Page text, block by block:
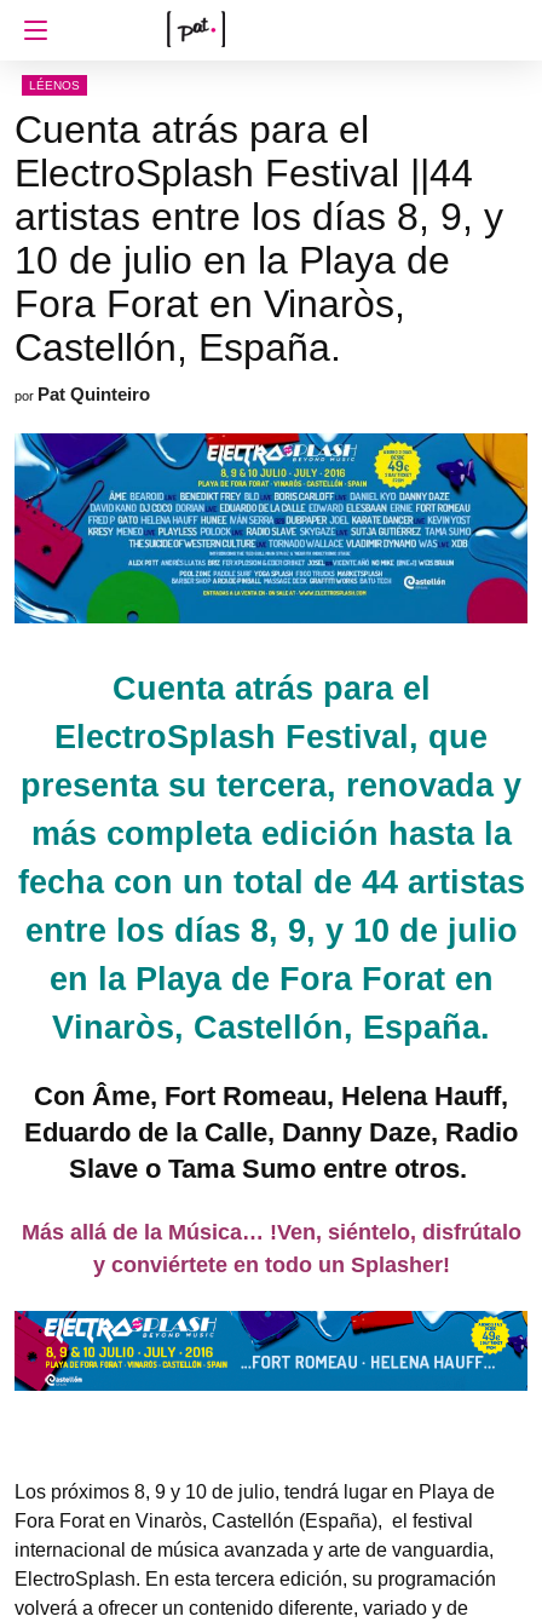
LÉENOS
Cuenta atrás para el
ElectroSplash Festival ||44
artistas entre los días 8, 9, y
10 de julio en la Playa de
Fora Forat en Vinaròs,
Castellón, España.
por Pat Quinteiro
Cuenta atrás para el
ElectroSplash Festival, que
presenta su tercera, renovada y
más completa edición hasta la
fecha con un total de 44 artistas
entre los días 8, 9, y 10 de julio
en la Playa de Fora Forat en
Vinaròs, Castellón, España.
Con Âme, Fort Romeau, Helena Hauff,
Eduardo de la Calle, Danny Daze, Radio
Slave o Tama Sumo entre otros.
Más allá de la Música… !Ven, siéntelo, disfrútalo
y conviértete en todo un Splasher!
Los próximos 8, 9 y 10 de julio, tendrá lugar en Playa de
Fora Forat en Vinaròs, Castellón (España), el festival
internacional de música avanzada y arte de vanguardia,
ElectroSplash. En esta tercera edición, su programación
volverá a ofrecer un contenido diferente, variado y de